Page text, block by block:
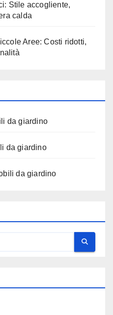
Stile accogliente,
calda
Aree: Costi ridotti,
da giardino
da giardino
da giardino